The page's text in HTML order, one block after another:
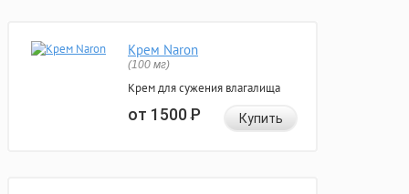
Крем Naron
(100 мг)
Крем для сужения влагалища
от 1500Р Купить